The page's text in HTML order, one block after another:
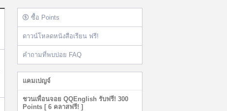
ซื้อ Points
ดาวน์โหลดหนังสือเรียน ฟรี!
คำถามที่พบบ่อย FAQ
แคมเปญจ์
ชวนเพื่อนจอย QQEnglish รับฟรี! 300
Points [ 6 คลาสฟรี! ]